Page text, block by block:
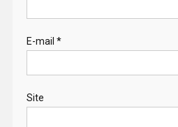
E-mail *
Site